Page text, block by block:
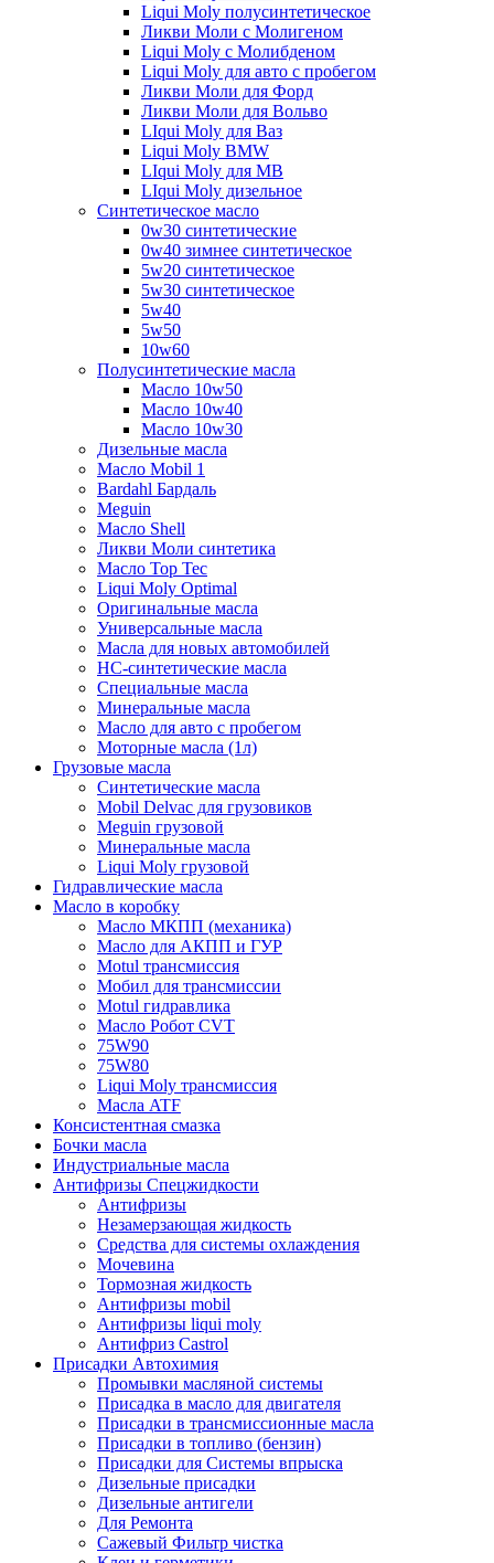
Liqui Moly полусинтетическое
Ликви Моли с Молигеном
Liqui Moly с Молибденом
Liqui Moly для авто с пробегом
Ликви Моли для Форд
Ликви Моли для Вольво
LIqui Moly для Ваз
Liqui Moly BMW
LIqui Moly для MB
LIqui Moly дизельное
Синтетическое масло
0w30 синтетические
0w40 зимнее синтетическое
5w20 синтетическое
5w30 синтетическое
5w40
5w50
10w60
Полусинтетические масла
Масло 10w50
Масло 10w40
Масло 10w30
Дизельные масла
Масло Mobil 1
Bardahl Бардаль
Meguin
Масло Shell
Ликви Моли синтетика
Масло Top Tec
Liqui Moly Optimal
Оригинальные масла
Универсальные масла
Масла для новых автомобилей
HC-синтетические масла
Специальные масла
Минеральные масла
Масло для авто с пробегом
Моторные масла (1л)
Грузовые масла
Синтетические масла
Mobil Delvac для грузовиков
Meguin грузовой
Минеральные масла
Liqui Moly грузовой
Гидравлические масла
Масло в коробку
Масло МКПП (механика)
Масло для АКПП и ГУР
Motul трансмиссия
Мобил для трансмиссии
Motul гидравлика
Масло Робот CVT
75W90
75W80
Liqui Moly трансмиссия
Масла ATF
Консистентная смазка
Бочки масла
Индустриальные масла
Антифризы Спецжидкости
Антифризы
Незамерзающая жидкость
Средства для системы охлаждения
Мочевина
Тормозная жидкость
Антифризы mobil
Антифризы liqui moly
Антифриз Castrol
Присадки Автохимия
Промывки масляной системы
Присадка в масло для двигателя
Присадки в трансмиссионные масла
Присадки в топливо (бензин)
Присадки для Системы впрыска
Дизельные присадки
Дизельные антигели
Для Ремонта
Сажевый Фильтр чистка